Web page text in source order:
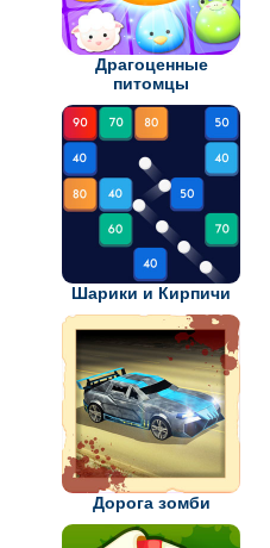
Драгоценные
питомцы
Шарики и Кирпичи
Дорога зомби